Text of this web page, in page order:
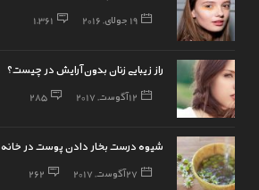
19 جولای, 2016 1,361
راز زیبایی زنان بدون آرایش در چیست؟
12 آگوست, 2017 285
شیوه درست بخار دادن پوست در خانه
27 آگوست, 2017 262